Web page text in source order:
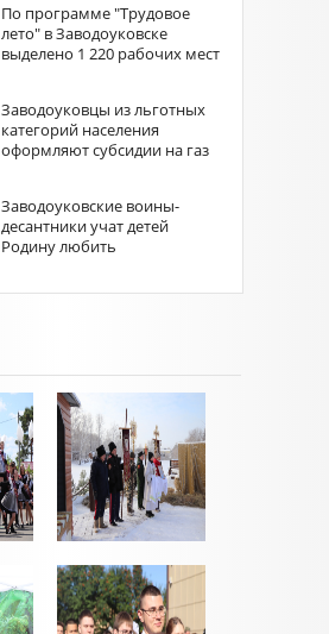
По программе "Трудовое
лето" в Заводоуковске
выделено 1 220 рабочих мест
Заводоуковцы из льготных
категорий населения
оформляют субсидии на газ
Заводоуковские воины-
десантники учат детей
Родину любить